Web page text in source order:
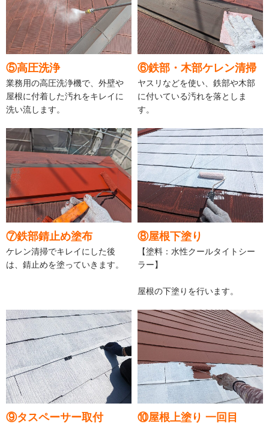
⑤高圧洗浄
業務用の高圧洗浄機で、外壁や
屋根に付着した汚れをキレイに
洗い流します。
⑥鉄部・木部ケレン清掃
ヤスリなどを使い、鉄部や木部
に付いている汚れを落としま
す。
⑦鉄部錆止め塗布
ケレン清掃でキレイにした後
は、錆止めを塗っていきます。
⑧屋根下塗り
【塗料：水性クールタイトシー
ラー】
屋根の下塗りを行います。
⑨タスペーサー取付 ⑩屋根上塗り 一回目